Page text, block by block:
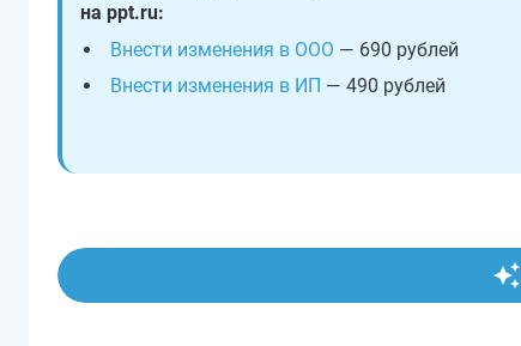
на ppt.ru:
Внести изменения в ООО — 690 рублей
Внести изменения в ИП — 490 рублей